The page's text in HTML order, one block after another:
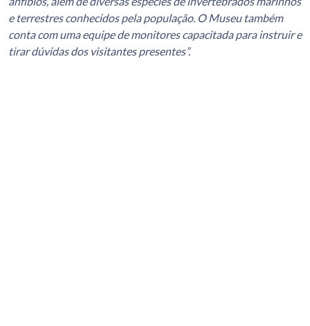
e terrestres conhecidos pela população. O Museu também
conta com uma equipe de monitores capacitada para instruir e
tirar dúvidas dos visitantes presentes”.